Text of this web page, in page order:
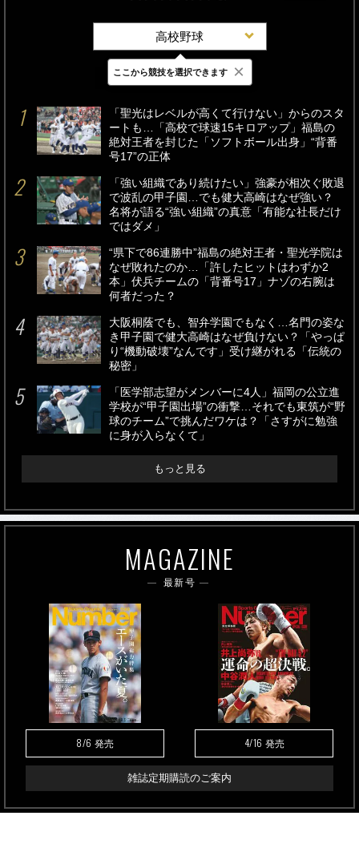
高校野球
最新 24時間 週間
「聖光はレベルが高くて行けない」からのスタ
ートも…「高校で球速15キロアップ」福島の
絶対王者を封じた「ソフトボール出身」“背番
号17”の正体
「強い組織であり続けたい」強豪が相次ぐ敗退
で波乱の甲子園…でも健大高崎はなぜ強い？
名将が語る“強い組織”の真意「有能な社長だけ
ではダメ」
“県下で86連勝中”福島の絶対王者・聖光学院は
なぜ敗れたのか…「許したヒットはわずか2
本」伏兵チームの「背番号17」ナゾの右腕は
何者だった？
大阪桐蔭でも、智弁学園でもなく…名門の姿な
き甲子園で健大高崎はなぜ負けない？「やっぱ
り“機動破壊”なんです」受け継がれる「伝統の
秘密」
「医学部志望がメンバーに4人」福岡の公立進
学校が“甲子園出場”の衝撃…それでも東筑が“野
球のチーム”で挑んだワケは？「さすがに勉強
に身が入らなくて」
もっと見る
MAGAZINE
最新号
8/6 発売 4/16 発売
雑誌定期購読のご案内
ここから競技を選択できます ×